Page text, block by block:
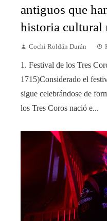
antiguos que
historia cultural
Cochi Roldán Durán
1. Festival de los Tres
1715)Considerado el
sigue celebrándose de
los Tres Coros nació e...